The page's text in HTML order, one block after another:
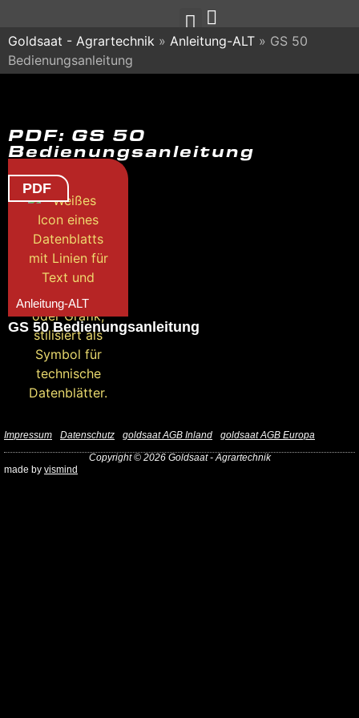
Goldsaat - Agrartechnik » Anleitung-ALT » GS 50
Bedienungsanleitung
PDF: GS 50
Bedienungsanleitung
PDF
Anleitung-ALT
GS 50 Bedienungsanleitung
Impressum Datenschutz goldsaat AGB Inland
goldsaat AGB Europa
Copyright © 2026 Goldsaat - Agrartechnik
made by vismind